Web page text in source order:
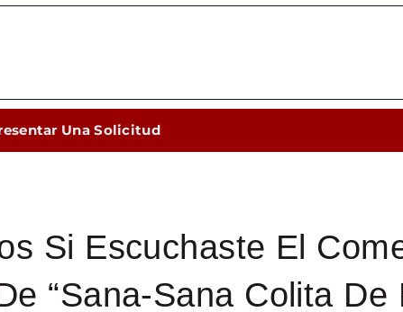
Una Solicitud
Si Escuchaste El
“Sana-Sana Colita De